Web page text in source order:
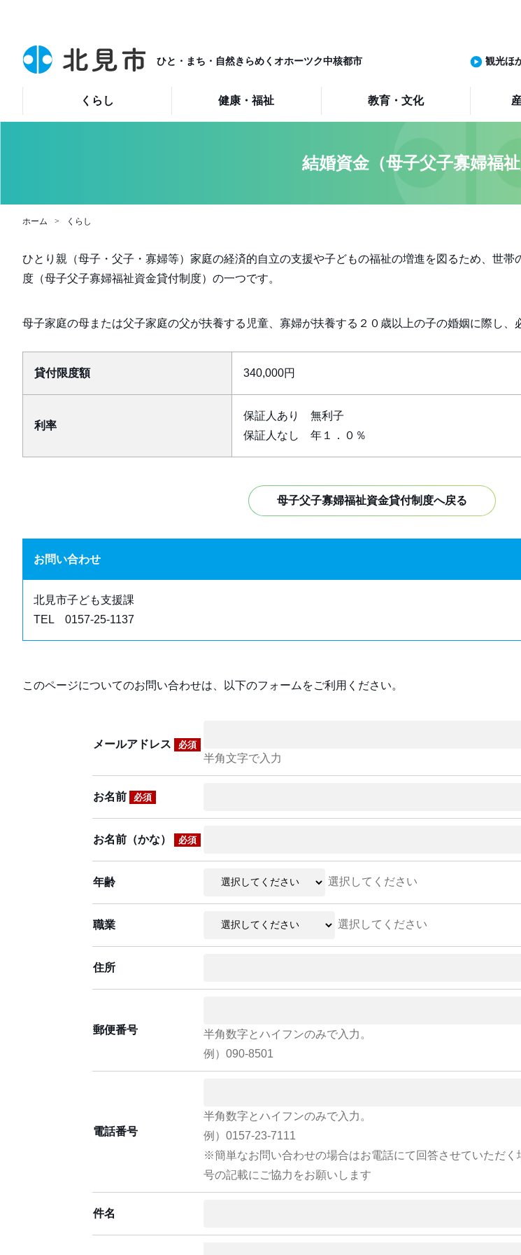
ひと・まち・自然きらめくオホーツク中核都市
くらし 健康・福祉 教育・文化
観光ほ
結婚資金（母子父子寡婦福祉
ホーム くらし
ひとり親（母子・父子・寡婦等）家庭の経済的自立の支援や子どもの福祉の増進を図るため、世帯
度（母子父子寡婦福祉資金貸付制度）の一つです。
母子家庭の母または父子家庭の父が扶養する児童、寡婦が扶養する２０歳以上の子の婚姻に際し、
貸付限度額 340,000円
利率
保証人あり 無利子
保証人なし 年１．０％
母子父子寡婦福祉資金貸付制度へ戻る
お問い合わせ
北見市子ども支援課
TEL 0157-25-1137
このページについてのお問い合わせは、以下のフォームをご利用ください。
メールアドレス 必須
半角文字で入力
お名前 必須
お名前（かな） 必須
年齢 選択してください
職業 選択してください
住所
郵便番号
半角数字とハイフンのみで入力。
例）090-8501
電話番号
半角数字とハイフンのみで入力。
例）0157-23-7111
※簡単なお問い合わせの場合はお電話にて回答させていただく
号の記載にご協力をお願いします
件名